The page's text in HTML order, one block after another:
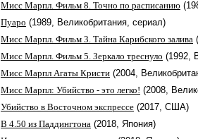
Мисс Марпл. Фильм 8. Точно по расписанию
Пуаро (1989, Великобритания, сериал)
Мисс Марпл. Фильм 3. Тайна Карибского залива
Мисс Марпл. Фильм 5. Зеркало треснуло (1992,
Мисс Марпл Агаты Кристи (2004,
Мисс Марпл: Убийство - это легко! (2008,
Убийство в Восточном экспрессе (2017, США)
В 4.50 из Паддингтона (2018, Япония)